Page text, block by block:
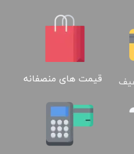
قیمت های منصفانه